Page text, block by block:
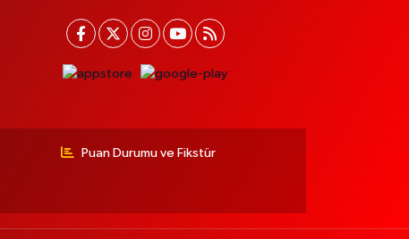
Puan Durumu ve Fikstür